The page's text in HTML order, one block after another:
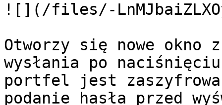
![](/files/-
Otworzy się nowe okno
wysłania po
portfel jest
podanie hasła przed